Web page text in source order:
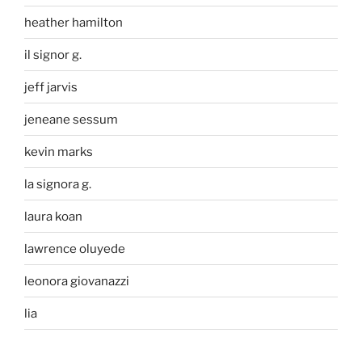
heather hamilton
il signor g.
jeff jarvis
jeneane sessum
kevin marks
la signora g.
laura koan
lawrence oluyede
leonora giovanazzi
lia